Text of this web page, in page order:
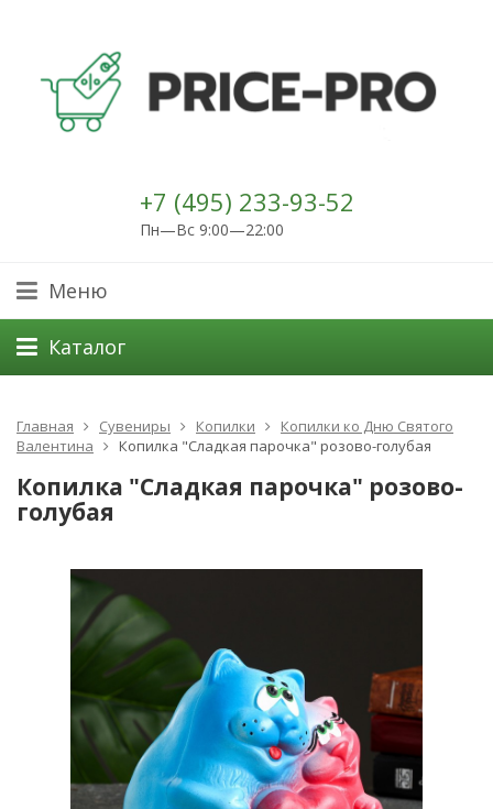
+7 (495) 233-93-52
Пн—Вс 9:00—22:00
Меню
Каталог
Главная Сувениры Копилки
Копилки ко Дню Святого
Валентина
Копилка "Сладкая парочка" розово-голубая
Копилка "Сладкая парочка" розово-
голубая